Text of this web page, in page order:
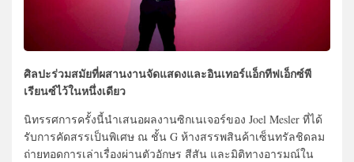
ศิลปะร่วมสมัยที่ผสานงานจัดแสดงและอินเทอร์แอ็กทีฟเอ็กซ์พี
เรียนซ์ไว้ในหนึ่งเดียว
นิทรรศการครั้งนี้นำเสนอผลงานซิกเนเจอร์ของ Joel Mesler ที่ได้
รับการคัดสรรเป็นพิเศษ ณ ชั้น G ห้างสรรพสินค้าเซ็นทรัลชิดลม
ถ่ายทอดการเล่าเรื่องผ่านตัวอักษร สีสัน และมิติทางอารมณ์ใน